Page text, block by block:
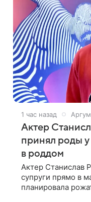
1 час назад
Актер
принял роды
в роддом
Актер Станислав
супруги прямо в
планировала